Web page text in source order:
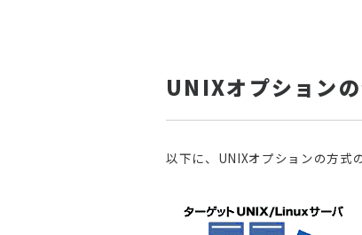
UNIXオプション
以下に、UNIXオプションの方式